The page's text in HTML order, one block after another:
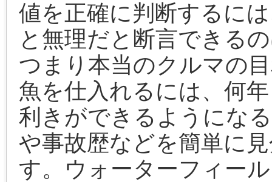
値を正確に判断するに
と無理だと断言できる
つまり本当のクルマの
魚を仕入れるには、何
利きができるようにな
や事故歴などを簡単に
す。ウォーターフィー